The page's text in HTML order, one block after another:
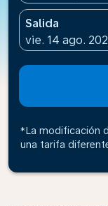
Salida
fc-booking-
vie. 14 ago.
*La modificación
una tarifa